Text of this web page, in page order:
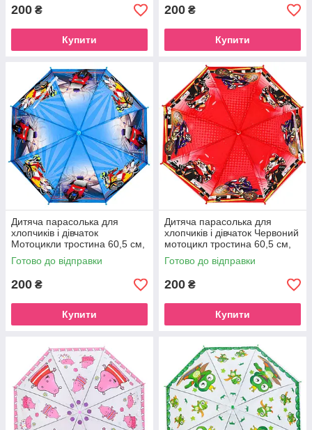
200 ₴
Купити
200 ₴
Купити
Дитяча парасолька для
хлопчиків і дівчаток
Мотоцикли тростина 60,5 см,
діаметр 83 см
Готово до відправки
200 ₴
Купити
Дитяча парасолька для
хлопчиків і дівчаток Червоний
мотоцикл тростина 60,5 см,
діаметр 83 см
Готово до відправки
200 ₴
Купити